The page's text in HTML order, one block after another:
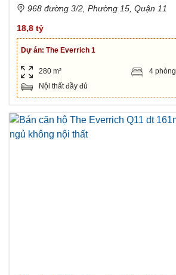
968 đường 3/2, Phường 15, Quận 11
18,8 tỷ
Dự án: The Everrich 1
280 m²
4 phòng
Nội thất đầy đủ